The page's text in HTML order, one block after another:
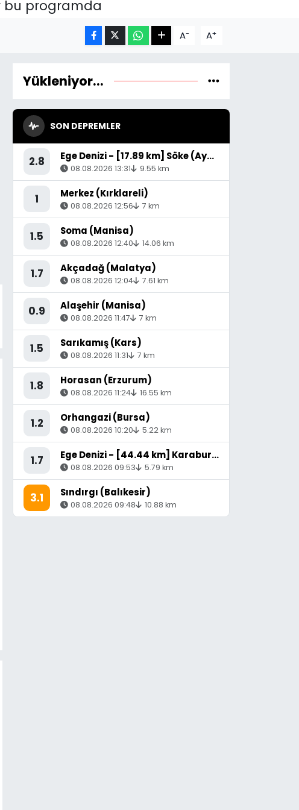
bu programda
A- A+
Yükleniyor...
SON DEPREMLER
2.8 Ege Denizi - [17.89 km] Söke (Aydın)
08.08.2026 13:31 9.55 km
1 Merkez (Kırklareli)
08.08.2026 12:56 7 km
1.5 Soma (Manisa)
08.08.2026 12:40 14.06 km
1.7 Akçadağ (Malatya)
08.08.2026 12:04 7.61 km
0.9 Alaşehir (Manisa)
08.08.2026 11:47 7 km
1.5 Sarıkamış (Kars)
08.08.2026 11:31 7 km
1.8 Horasan (Erzurum)
08.08.2026 11:24 16.55 km
1.2 Orhangazi (Bursa)
08.08.2026 10:20 5.22 km
1.7 Ege Denizi - [44.44 km] Karaburun (İzmir)
08.08.2026 09:53 5.79 km
3.1 Sındırgı (Balıkesir)
08.08.2026 09:48 10.88 km